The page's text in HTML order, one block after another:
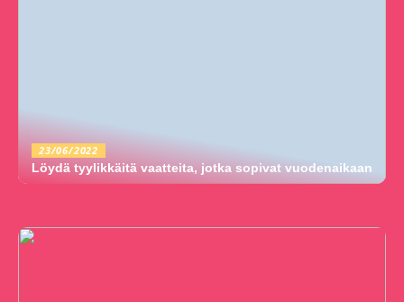
23/06/2022
Löydä tyylikkäitä vaatteita, jotka sopivat vuodenaikaan